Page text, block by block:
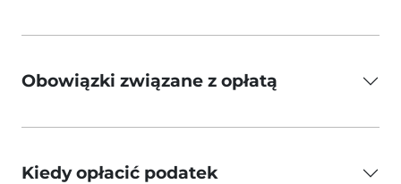
Obowiązki związane z opłatą
Kiedy opłacić podatek